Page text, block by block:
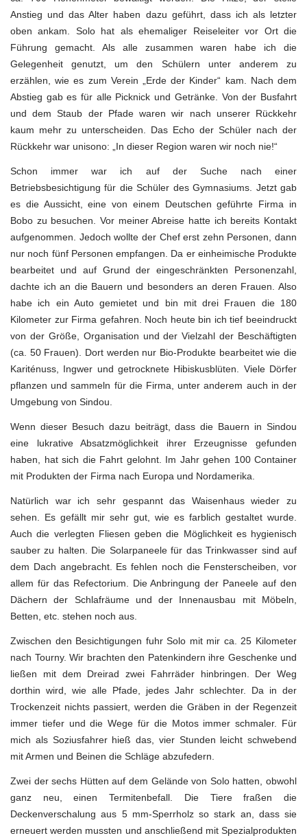
Anstieg und das Alter haben dazu geführt, dass ich als letzter
oben ankam. Solo hat als ehemaliger Reiseleiter vor Ort die
Führung gemacht. Als alle zusammen waren habe ich die
Gelegenheit genutzt, um den Schülern unter anderem zu
erzählen, wie es zum Verein „Erde der Kinder“ kam. Nach dem
Abstieg gab es für alle Picknick und Getränke. Von der Busfahrt
und dem Staub der Pfade waren wir nach unserer Rückkehr
kaum mehr zu unterscheiden. Das Echo der Schüler nach der
Rückkehr war unisono: „In dieser Region waren wir noch nie!“
Schon immer war ich auf der Suche nach einer
Betriebsbesichtigung für die Schüler des Gymnasiums. Jetzt gab
es die Aussicht, eine von einem Deutschen geführte Firma in
Bobo zu besuchen. Vor meiner Abreise hatte ich bereits Kontakt
aufgenommen. Jedoch wollte der Chef erst zehn Personen, dann
nur noch fünf Personen empfangen. Da er einheimische Produkte
bearbeitet und auf Grund der eingeschränkten Personenzahl,
dachte ich an die Bauern und besonders an deren Frauen. Also
habe ich ein Auto gemietet und bin mit drei Frauen die 180
Kilometer zur Firma gefahren. Noch heute bin ich tief beeindruckt
von der Größe, Organisation und der Vielzahl der Beschäftigten
(ca. 50 Frauen). Dort werden nur Bio-Produkte bearbeitet wie die
Kariténuss, Ingwer und getrocknete Hibiskusblüten. Viele Dörfer
pflanzen und sammeln für die Firma, unter anderem auch in der
Umgebung von Sindou.
Wenn dieser Besuch dazu beiträgt, dass die Bauern in Sindou
eine lukrative Absatzmöglichkeit ihrer Erzeugnisse gefunden
haben, hat sich die Fahrt gelohnt. Im Jahr gehen 100 Container
mit Produkten der Firma nach Europa und Nordamerika.
Natürlich war ich sehr gespannt das Waisenhaus wieder zu
sehen. Es gefällt mir sehr gut, wie es farblich gestaltet wurde.
Auch die verlegten Fliesen geben die Möglichkeit es hygienisch
sauber zu halten. Die Solarpaneele für das Trinkwasser sind auf
dem Dach angebracht. Es fehlen noch die Fensterscheiben, vor
allem für das Refectorium. Die Anbringung der Paneele auf den
Dächern der Schlafräume und der Innenausbau mit Möbeln,
Betten, etc. stehen noch aus.
Zwischen den Besichtigungen fuhr Solo mit mir ca. 25 Kilometer
nach Tourny. Wir brachten den Patenkindern ihre Geschenke und
ließen mit dem Dreirad zwei Fahrräder hinbringen. Der Weg
dorthin wird, wie alle Pfade, jedes Jahr schlechter. Da in der
Trockenzeit nichts passiert, werden die Gräben in der Regenzeit
immer tiefer und die Wege für die Motos immer schmaler. Für
mich als Soziusfahrer hieß das, vier Stunden leicht schwebend
mit Armen und Beinen die Schläge abzufedern.
Zwei der sechs Hütten auf dem Gelände von Solo hatten, obwohl
ganz neu, einen Termitenbefall. Die Tiere fraßen die
Deckenverschalung aus 5 mm-Sperrholz so stark an, dass sie
erneuert werden mussten und anschließend mit Spezialprodukten